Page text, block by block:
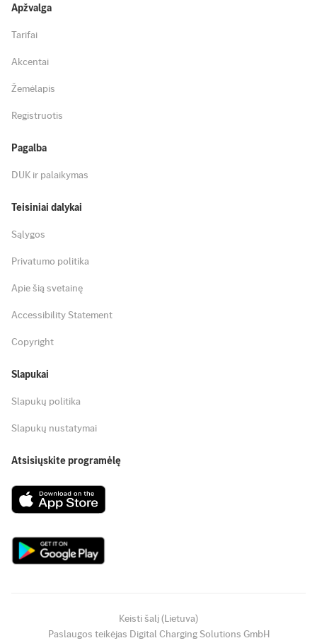
Apžvalga
Tarifai
Akcentai
Žemėlapis
Registruotis
Pagalba
DUK ir palaikymas
Teisiniai dalykai
Sąlygos
Privatumo politika
Apie šią svetainę
Accessibility Statement
Copyright
Slapukai
Slapukų politika
Slapukų nustatymai
Atsisiųskite programėlę
Keisti šalį (Lietuva)
Paslaugos teikėjas Digital Charging Solutions GmbH